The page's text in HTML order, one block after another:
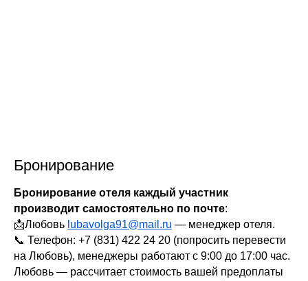
Бронирование
Бронирование отеля каждый участник
производит самостоятельно по почте:
📩Любовь lubavolga91@mail.ru — менеджер отеля.
📞 Телефон: +7 (831) 422 24 20 (попросить перевести
на Любовь), менеджеры работают с 9:00 до 17:00 час.
Любовь — рассчитает стоимость вашей предоплаты